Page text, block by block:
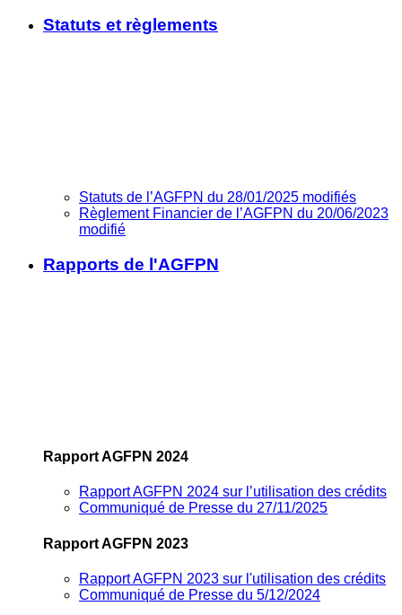
Statuts et règlements
Statuts de l’AGFPN du 28/01/2025 modifiés
Règlement Financier de l’AGFPN du 20/06/2023
modifié
Rapports de l'AGFPN
Rapport AGFPN 2024
Rapport AGFPN 2024 sur l’utilisation des crédits
Communiqué de Presse du 27/11/2025
Rapport AGFPN 2023
Rapport AGFPN 2023 sur l'utilisation des crédits
Communiqué de Presse du 5/12/2024